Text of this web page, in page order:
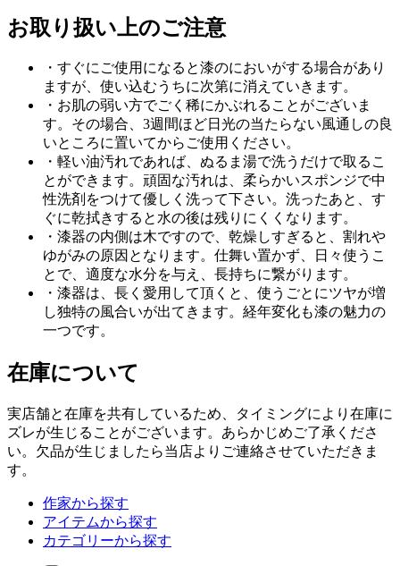
お取り扱い上のご注意
・すぐにご使用になると漆のにおいがする場合があり
ますが、使い込むうちに次第に消えていきます。
・お肌の弱い方でごく稀にかぶれることがございま
す。その場合、3週間ほど日光の当たらない風通しの良
いところに置いてからご使用ください。
・軽い油汚れであれば、ぬるま湯で洗うだけで取るこ
とができます。頑固な汚れは、柔らかいスポンジで中
性洗剤をつけて優しく洗って下さい。洗ったあと、す
ぐに乾拭きすると水の後は残りにくくなります。
・漆器の内側は木ですので、乾燥しすぎると、割れや
ゆがみの原因となります。仕舞い置かず、日々使うこ
とで、適度な水分を与え、長持ちに繋がります。
・漆器は、長く愛用して頂くと、使うごとにツヤが増
し独特の風合いが出てきます。経年変化も漆の魅力の
一つです。
在庫について
実店舗と在庫を共有しているため、タイミングにより在庫に
ズレが生じることがございます。あらかじめご了承くださ
い。欠品が生じましたら当店よりご連絡させていただきま
す。
作家から探す
アイテムから探す
カテゴリーから探す